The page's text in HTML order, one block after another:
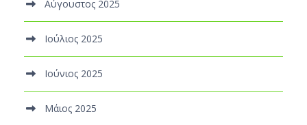
Αύγουστος 2025
Ιούλιος 2025
Ιούνιος 2025
Μάιος 2025